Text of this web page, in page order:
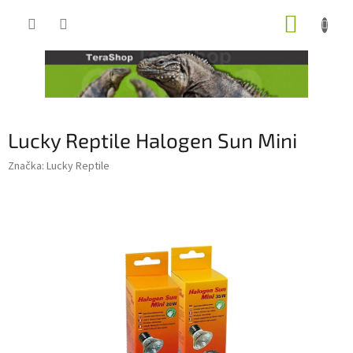
Lucky Reptile Halogen Sun Mini
Značka: Lucky Reptile